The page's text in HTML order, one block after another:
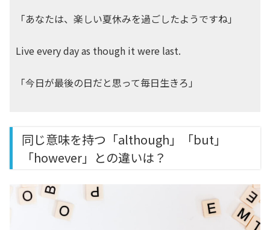
「あなたは、楽しい夏休みを過ごしたようですね」
Live every day as though it were last.
「今日が最後の日だと思って毎日生きろ」
同じ意味を持つ「although」「but」
「however」との違いは？